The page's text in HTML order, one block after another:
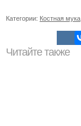
Категории: Костная мука
Читайте также